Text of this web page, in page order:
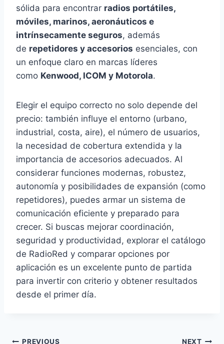
sólida para encontrar radios portátiles,
móviles, marinos, aeronáuticos e
intrínsecamente seguros, además
de repetidores y accesorios esenciales, con
un enfoque claro en marcas líderes
como Kenwood, ICOM y Motorola.
Elegir el equipo correcto no solo depende del
precio: también influye el entorno (urbano,
industrial, costa, aire), el número de usuarios,
la necesidad de cobertura extendida y la
importancia de accesorios adecuados. Al
considerar funciones modernas, robustez,
autonomía y posibilidades de expansión (como
repetidores), puedes armar un sistema de
comunicación eficiente y preparado para
crecer. Si buscas mejorar coordinación,
seguridad y productividad, explorar el catálogo
de RadioRed y comparar opciones por
aplicación es un excelente punto de partida
para invertir con criterio y obtener resultados
desde el primer día.
PREVIOUS NEXT